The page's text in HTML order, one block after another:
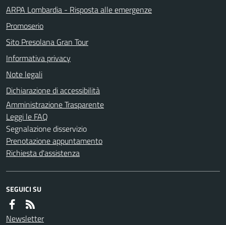
ARPA Lombardia - Risposta alle emergenze
Promoserio
Sito Presolana Gran Tour
Informativa privacy
Note legali
Dichiarazione di accessibilità
Amministrazione Trasparente
Leggi le FAQ
Segnalazione disservizio
Prenotazione appuntamento
Richiesta d'assistenza
SEGUICI SU
Newsletter